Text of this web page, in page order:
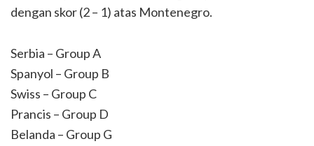
dengan skor (2 – 1) atas Montenegro.
Serbia – Group A
Spanyol – Group B
Swiss – Group C
Prancis – Group D
Belanda – Group G